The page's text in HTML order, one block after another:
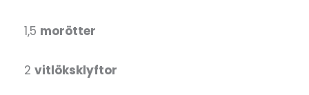
1,5 morötter
2 vitlöksklyftor